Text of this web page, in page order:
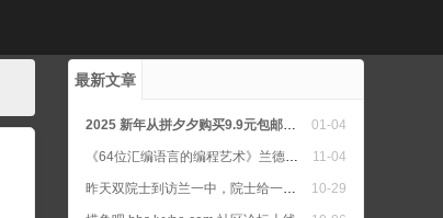
最新文章
01-04
2025 新年从拼夕夕购买9.9元包邮的书籍二手正版书
11-04
《64位汇编语言的编程艺术》兰德尔·海德著
10-29
昨天双院士到访兰一中，院士给一中学生上公开课，我女儿所在班去听院士教诲了